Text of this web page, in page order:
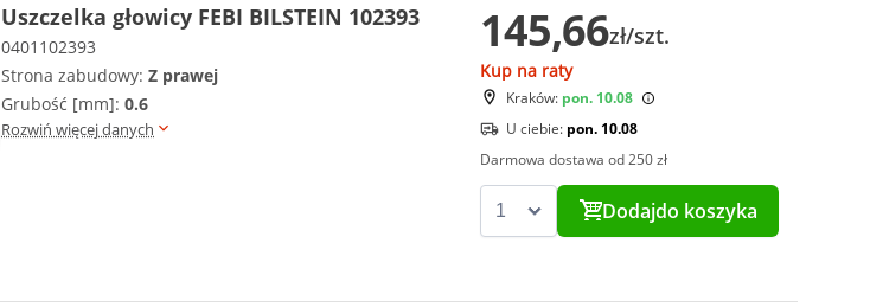
Uszczelka głowicy FEBI BILSTEIN 102393
0401102393
Strona zabudowy: Z prawej
Grubość [mm]: 0.6
Rozwiń więcej danych
145,66zł/szt.
Kup na raty
Kraków: pon. 10.08
U ciebie: pon. 10.08
Darmowa dostawa od 250 zł
Dodajdo koszyka